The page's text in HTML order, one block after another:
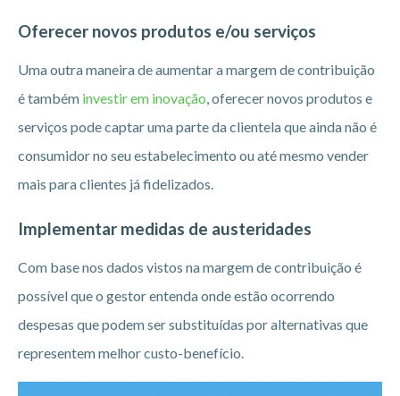
Oferecer novos produtos e/ou serviços
Uma outra maneira de aumentar a margem de contribuição
é também investir em inovação, oferecer novos produtos e
serviços pode captar uma parte da clientela que ainda não é
consumidor no seu estabelecimento ou até mesmo vender
mais para clientes já fidelizados.
Implementar medidas de austeridades
Com base nos dados vistos na margem de contribuição é
possível que o gestor entenda onde estão ocorrendo
despesas que podem ser substituídas por alternativas que
representem melhor custo-benefício.